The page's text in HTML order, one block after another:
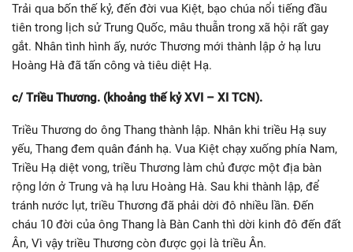
Trải qua bốn thế kỷ, đến đời vua Kiệt, bạo chúa nổi tiếng đầu
tiên trong lịch sử Trung Quốc, mâu thuẫn trong xã hội rất gay
gắt. Nhân tình hình ấy, nước Thương mới thành lập ở hạ lưu
Hoàng Hà đã tấn công và tiêu diệt Hạ.
c/ Triều Thương. (khoảng thế kỷ XVI – XI TCN).
Triều Thương do ông Thang thành lập. Nhân khi triều Hạ suy
yếu, Thang đem quân đánh hạ. Vua Kiệt chạy xuống phía Nam,
Triều Hạ diệt vong, triều Thương làm chủ được một địa bàn
rộng lớn ở Trung và hạ lưu Hoàng Hà. Sau khi thành lập, để
tránh nước lụt, triều Thương đã phải dời đô nhiều lần. Đến
cháu 10 đời của ông Thang là Bàn Canh thì dời kinh đô đến đất
Ân, Vì vậy triều Thương còn được gọi là triều Ân.